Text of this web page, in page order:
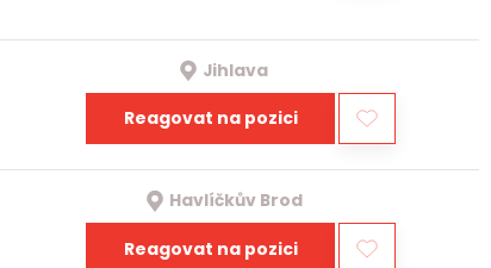
Jihlava
Reagovat na pozici
Havlíčkův Brod
Reagovat na pozici